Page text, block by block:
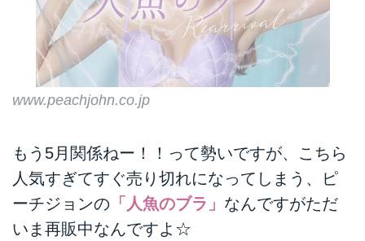
www.peachjohn.co.jp
もう5月関係ねー！！って勢いですが、こちら
人気すぎてすぐ売り切れになってしまう、ピ
ーチジョンの 「人魚のブラ」 なんですがただ
いま再販中なんですよ☆